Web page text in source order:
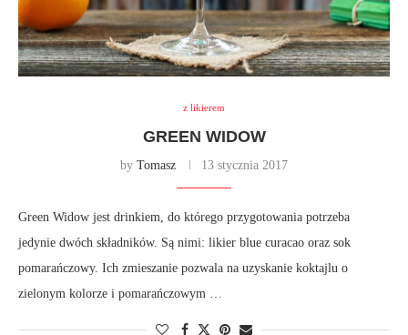
z likierem
GREEN WIDOW
by Tomasz 13 stycznia 2017
Green Widow jest drinkiem, do którego przygotowania potrzeba
jedynie dwóch składników. Są nimi: likier blue curacao oraz sok
pomarańczowy. Ich zmieszanie pozwala na uzyskanie koktajlu o
zielonym kolorze i pomarańczowym …